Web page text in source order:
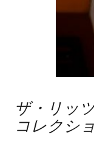
ザ・リッ
コレクシ